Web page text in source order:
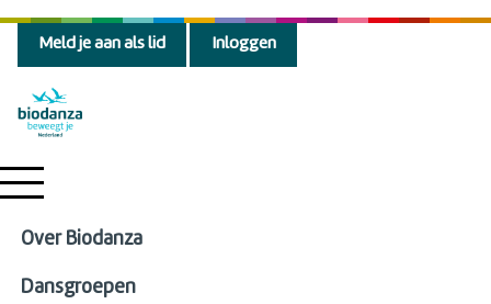
Meld je aan als lid Inloggen
Over Biodanza
Dansgroepen